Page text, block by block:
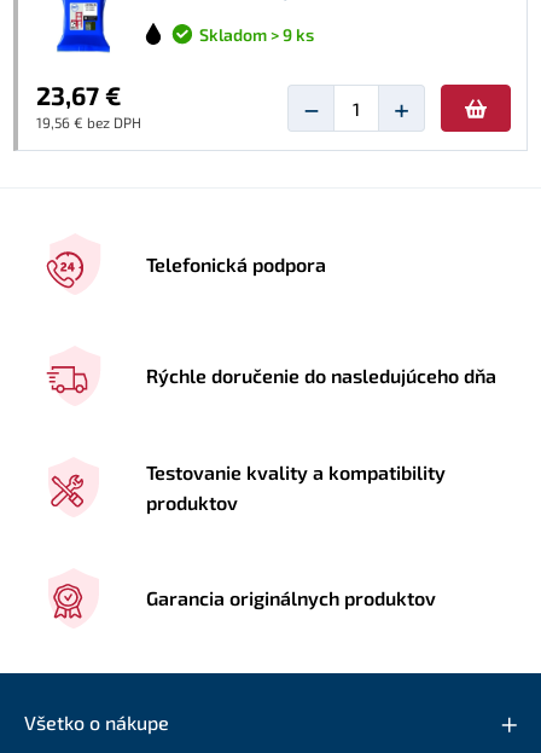
Skladom > 9 ks
23,67 €
19,56 € bez DPH − +
Telefonická podpora
Rýchle doručenie do nasledujúceho dňa
Testovanie kvality a kompatibility
produktov
Garancia originálnych produktov
Všetko o nákupe